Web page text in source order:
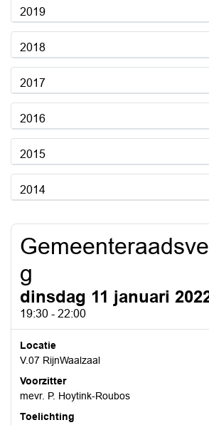
2019
2018
2017
2016
2015
2014
g
dinsdag 11 januari
19:30 - 22:00
Locatie
V.07 RijnWaalzaal
Voorzitter
mevr. P. Hoytink-Roubos
Toelichting